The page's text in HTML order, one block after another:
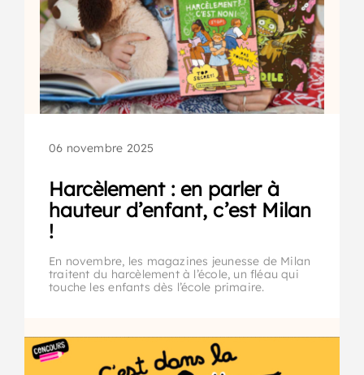
06 novembre 2025
Harcèlement : en parler à
hauteur d’enfant, c’est Milan
!
En novembre, les magazines jeunesse de Milan
traitent du harcèlement à l’école, un fléau qui
touche les enfants dès l’école primaire.